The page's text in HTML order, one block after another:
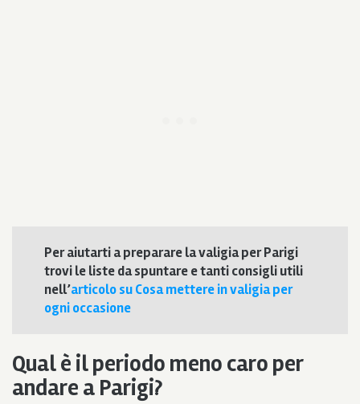
Per aiutarti a preparare la valigia per Parigi
trovi le liste da spuntare e tanti consigli utili
nell’articolo su Cosa mettere in valigia per
ogni occasione
Qual è il periodo meno caro per
andare a Parigi?